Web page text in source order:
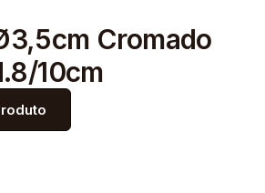
Cromado
10cm